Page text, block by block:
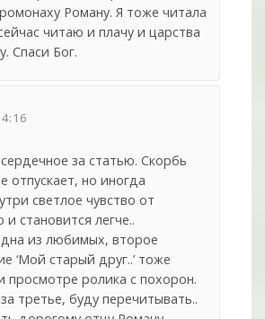
Роману. Я тоже читала
читаю и плачу и царства
Спаси Бог.
за статью. Скорбь
отпускает, но иногда
светлое чувство от
и становится легче..
из любимых, второе
‘Мой старый друг..’ тоже
просмотре ролика с похорон.
третье, буду перечитывать..